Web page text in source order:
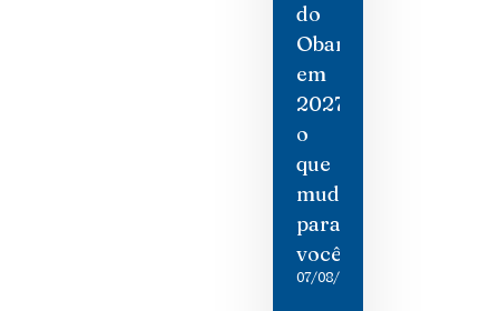
do
Obamacare
em
2027:
o
que
mudou
para
você
07/08/2026